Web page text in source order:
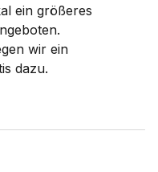
ein größeres
wir ein
dazu.